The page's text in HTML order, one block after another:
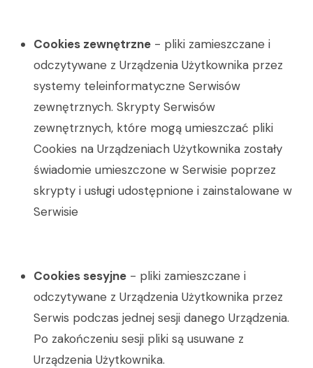
Cookies zewnętrzne - pliki zamieszczane i
odczytywane z Urządzenia Użytkownika przez
systemy teleinformatyczne Serwisów
zewnętrznych. Skrypty Serwisów
zewnętrznych, które mogą umieszczać pliki
Cookies na Urządzeniach Użytkownika zostały
świadomie umieszczone w Serwisie poprzez
skrypty i usługi udostępnione i zainstalowane w
Serwisie
Cookies sesyjne - pliki zamieszczane i
odczytywane z Urządzenia Użytkownika przez
Serwis podczas jednej sesji danego Urządzenia.
Po zakończeniu sesji pliki są usuwane z
Urządzenia Użytkownika.